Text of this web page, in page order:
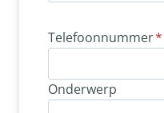
Telefoonnummer*
Onderwerp